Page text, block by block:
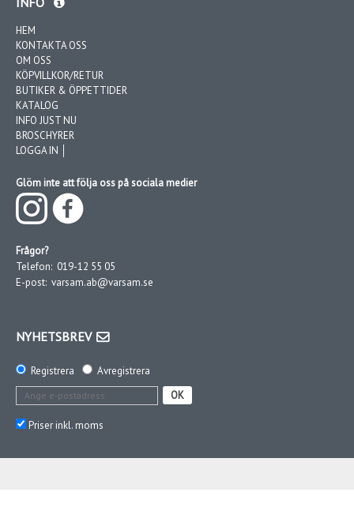
HEM
KONTAKTA OSS
OM OSS
KÖPVILLKOR/RETUR
BUTIKER & ÖPPETTIDER
KATALOG
INFO JUST NU
BROSCHYRER
LOGGA IN │
Glöm inte att följa oss på sociala medier
Frågor?
Telefon: 019-12 55 05
E-post: varsam.ab@varsam.se
NYHETSBREV
Registrera
Avregistrera
OK
Priser inkl. moms